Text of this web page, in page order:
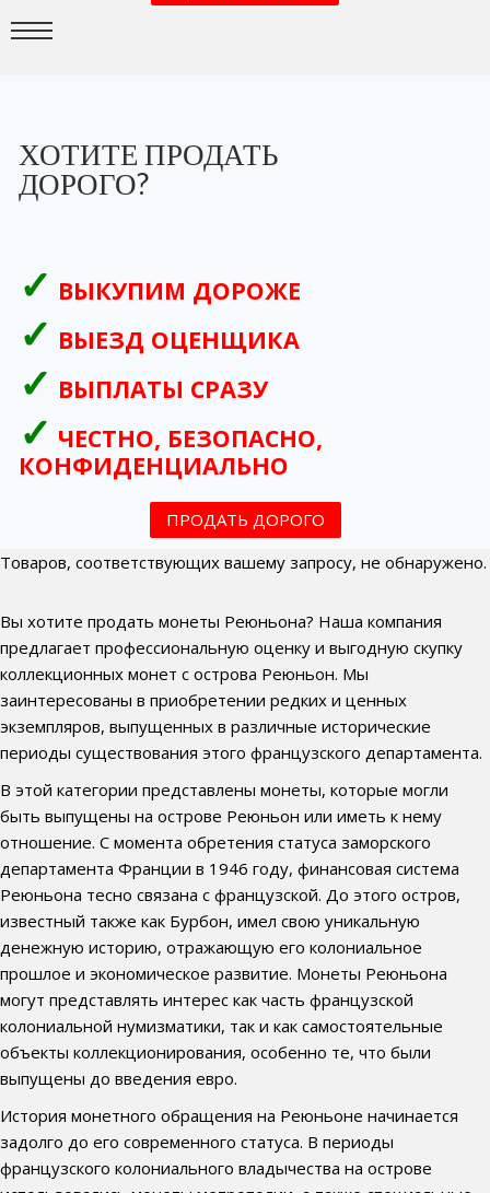
ХОТИТЕ ПРОДАТЬ
ДОРОГО?
ВЫКУПИМ ДОРОЖЕ
ВЫЕЗД ОЦЕНЩИКА
ВЫПЛАТЫ СРАЗУ
ЧЕСТНО, БЕЗОПАСНО,
КОНФИДЕНЦИАЛЬНО
ПРОДАТЬ ДОРОГО
Товаров, соответствующих вашему запросу, не обнаружено.
Вы хотите продать монеты Реюньона? Наша компания
предлагает профессиональную оценку и выгодную скупку
коллекционных монет с острова Реюньон. Мы
заинтересованы в приобретении редких и ценных
экземпляров, выпущенных в различные исторические
периоды существования этого французского департамента.
В этой категории представлены монеты, которые могли
быть выпущены на острове Реюньон или иметь к нему
отношение. С момента обретения статуса заморского
департамента Франции в 1946 году, финансовая система
Реюньона тесно связана с французской. До этого остров,
известный также как Бурбон, имел свою уникальную
денежную историю, отражающую его колониальное
прошлое и экономическое развитие. Монеты Реюньона
могут представлять интерес как часть французской
колониальной нумизматики, так и как самостоятельные
объекты коллекционирования, особенно те, что были
выпущены до введения евро.
История монетного обращения на Реюньоне начинается
задолго до его современного статуса. В периоды
французского колониального владычества на острове